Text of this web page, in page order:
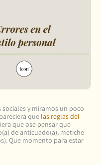
y miramos un poco
que las reglas del
que ose pensar que
de anticuado(a), metiche
Que momento para estar